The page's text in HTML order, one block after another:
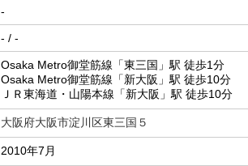
-
- / -
Osaka Metro御堂筋線「東三国」駅 徒歩1分
Osaka Metro御堂筋線「新大阪」駅 徒歩10分
ＪＲ東海道・山陽本線「新大阪」駅 徒歩10分
大阪府大阪市淀川区東三国５
2010年7月